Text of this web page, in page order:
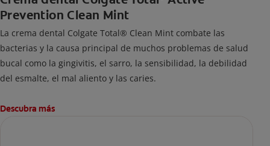
Prevention Clean Mint
La crema dental Colgate Total® Clean Mint combate las
bacterias y la causa principal de muchos problemas de salud
bucal como la gingivitis, el sarro, la sensibilidad, la debilidad
del esmalte, el mal aliento y las caries.
Descubra más